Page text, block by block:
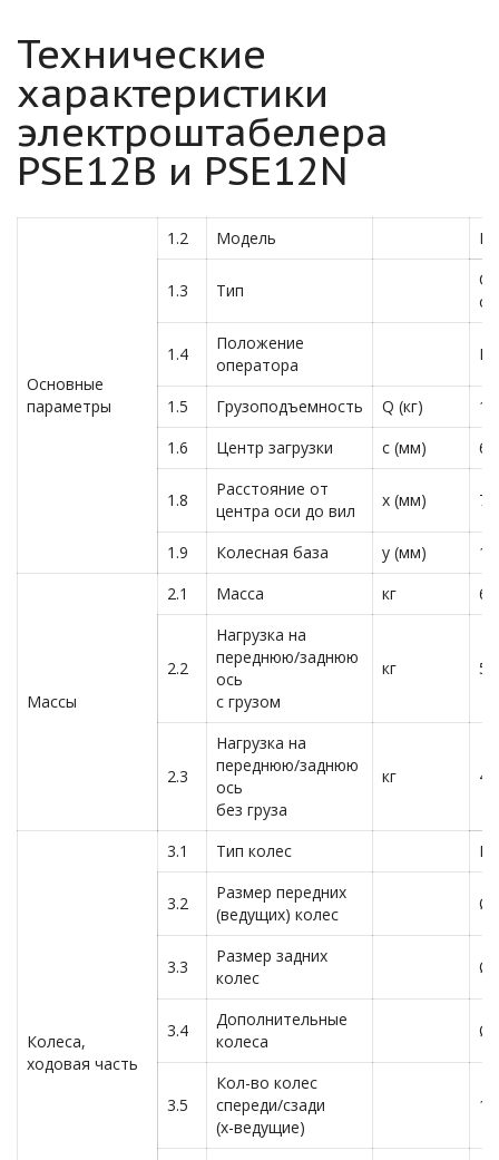
Технические
характеристики
электроштабелера
PSE12B и PSE12N
Основные
параметры
1.2 Модель
1.3 Тип
1.4
Положение
оператора
1.5 Грузоподъемность Q (кг)
1.6
Центр загрузки c (мм)
1.8
Расстояние от
центра оси до вил
x (мм)
1.9 Колесная база y (мм)
Массы
2.1 Масса кг
2.2
Нагрузка на
переднюю/заднюю
ось
с грузом
кг
2.3
Нагрузка на
переднюю/заднюю
ось
без груза
кг
Колеса,
ходовая часть
3.1 Тип колес
3.2
Размер передних
(ведущих) колес
3.3
Размер задних
колес
3.4
Дополнительные
колеса
3.5
Кол-во колес
спереди/сзади
(х-ведущие)